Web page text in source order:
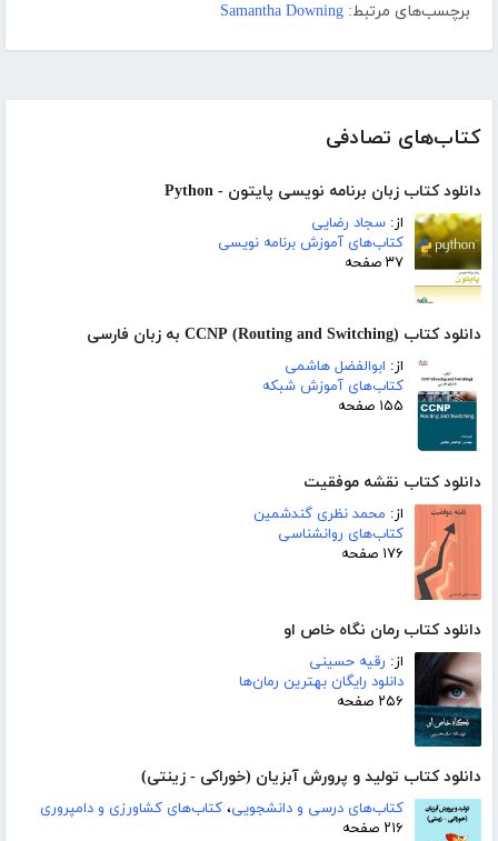
کتاب‌های تصادفی
دانلود کتاب زبان برنامه نویسی پایتون - Python
از: سجاد رضایی
کتاب‌های آموزش برنامه نویسی
۳۷ صفحه
دانلود کتاب (CCNP (Routing and Switching به زبان فارسی
از: ابوالفضل هاشمی
کتاب‌های آموزش شبکه
۱۵۵ صفحه
دانلود کتاب نقشه موفقیت
از: محمد نظری گندشمین
کتاب‌های روانشناسی
۱۷۶ صفحه
دانلود کتاب رمان نگاه خاص او
از: رقیه حسینی
دانلود رایگان بهترین رمان‌ها
۲۵۶ صفحه
دانلود کتاب تولید و پرورش آبزیان (خوراکی - زینتی)
کتاب‌های درسی و دانشجویی، کتاب‌های کشاورزی و دامپروری
۲۱۶ صفحه
برچسب‌های مرتبط: Samantha Downing